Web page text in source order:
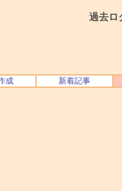
過去ロ
成 新着記事